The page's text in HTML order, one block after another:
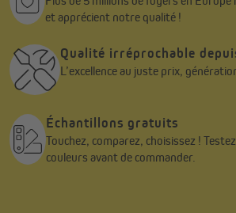
et apprécient notre qualité !
Qualité irréprochable
L’excellence au juste prix,
Échantillons gratuits
Touchez, comparez, choisissez !
couleurs avant de commander.